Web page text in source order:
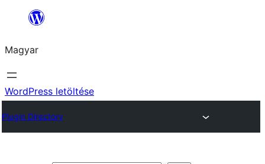
Ugrás
tartalomhoz
Magyar
WordPress letöltése
Plugin Directory